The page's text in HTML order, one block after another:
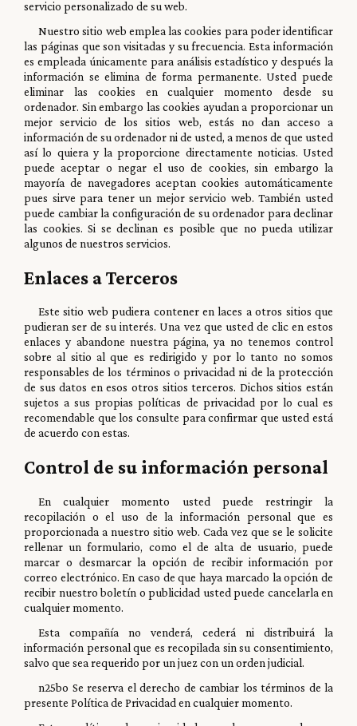
servicio personalizado de su web.
Nuestro sitio web emplea las cookies para poder identificar
las páginas que son visitadas y su frecuencia. Esta información
es empleada únicamente para análisis estadístico y después la
información se elimina de forma permanente. Usted puede
eliminar las cookies en cualquier momento desde su
ordenador. Sin embargo las cookies ayudan a proporcionar un
mejor servicio de los sitios web, estás no dan acceso a
información de su ordenador ni de usted, a menos de que usted
así lo quiera y la proporcione directamente noticias. Usted
puede aceptar o negar el uso de cookies, sin embargo la
mayoría de navegadores aceptan cookies automáticamente
pues sirve para tener un mejor servicio web. También usted
puede cambiar la configuración de su ordenador para declinar
las cookies. Si se declinan es posible que no pueda utilizar
algunos de nuestros servicios.
Enlaces a Terceros
Este sitio web pudiera contener en laces a otros sitios que
pudieran ser de su interés. Una vez que usted de clic en estos
enlaces y abandone nuestra página, ya no tenemos control
sobre al sitio al que es redirigido y por lo tanto no somos
responsables de los términos o privacidad ni de la protección
de sus datos en esos otros sitios terceros. Dichos sitios están
sujetos a sus propias políticas de privacidad por lo cual es
recomendable que los consulte para confirmar que usted está
de acuerdo con estas.
Control de su información personal
En cualquier momento usted puede restringir la
recopilación o el uso de la información personal que es
proporcionada a nuestro sitio web. Cada vez que se le solicite
rellenar un formulario, como el de alta de usuario, puede
marcar o desmarcar la opción de recibir información por
correo electrónico. En caso de que haya marcado la opción de
recibir nuestro boletín o publicidad usted puede cancelarla en
cualquier momento.
Esta compañía no venderá, cederá ni distribuirá la
información personal que es recopilada sin su consentimiento,
salvo que sea requerido por un juez con un orden judicial.
n25bo Se reserva el derecho de cambiar los términos de la
presente Política de Privacidad en cualquier momento.